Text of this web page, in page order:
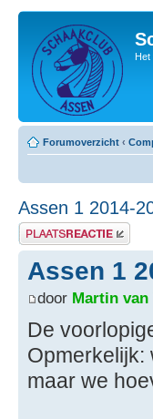
Het
Forumoverzicht ‹
Assen 1 2014-
Plaats een reactie
Assen 1
door Martin van
De
Opmerkelijk:
maar we